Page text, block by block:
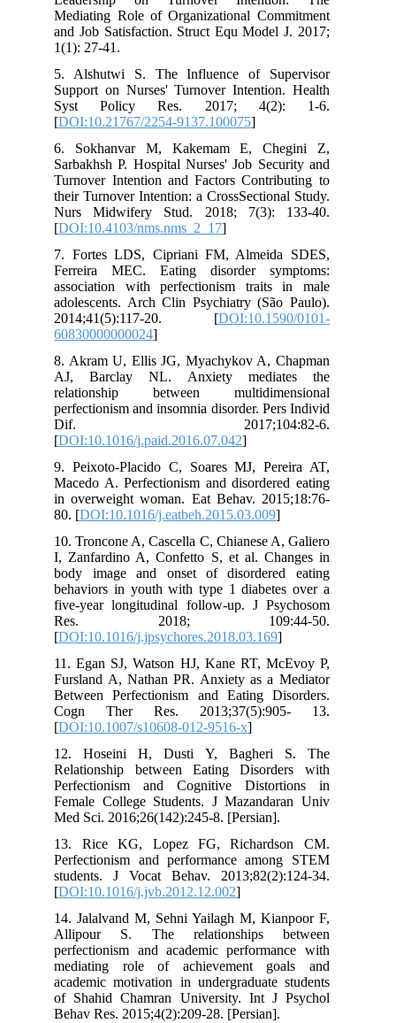
Mediating Role of Organizational Commitment
and Job Satisfaction. Struct Equ Model J. 2017;
1(1): 27-41.
5. Alshutwi S. The Influence of Supervisor
Support on Nurses' Turnover Intention. Health
Syst Policy Res. 2017; 4(2): 1-6.
[DOI:10.21767/2254-9137.100075
6. Sokhanvar M, Kakemam E, Chegini Z,
Sarbakhsh P. Hospital Nurses' Job Security and
Turnover Intention and Factors Contributing to
their Turnover Intention: a CrossSectional Study.
Nurs Midwifery Stud. 2018; 7(3): 133-40.
[DOI:10.4103/nms.nms_2_17
7. Fortes LDS, Cipriani FM, Almeida SDES,
Ferreira MEC. Eating disorder symptoms:
association with perfectionism traits in male
adolescents. Arch Clin Psychiatry (São Paulo).
2014;41(5):117-20. [DOI:10.1590/0101-
60830000000024
8. Akram U, Ellis JG, Myachykov A, Chapman
AJ, Barclay NL. Anxiety mediates the
relationship between multidimensional
perfectionism and insomnia disorder. Pers Individ
Dif. 2017;104:82-6.
[DOI:10.1016/j.paid.2016.07.042
9. Peixoto-Placido C, Soares MJ, Pereira AT,
Macedo A. Perfectionism and disordered eating
in overweight woman. Eat Behav. 2015;18:76-
80. [DOI:10.1016/j.eatbeh.2015.03.009
10. Troncone A, Cascella C, Chianese A, Galiero
I, Zanfardino A, Confetto S, et al. Changes in
body image and onset of disordered eating
behaviors in youth with type 1 diabetes over a
five-year longitudinal follow-up. J Psychosom
Res. 2018; 109:44-50.
[DOI:10.1016/j.jpsychores.2018.03.169
11. Egan SJ, Watson HJ, Kane RT, McEvoy P,
Fursland A, Nathan PR. Anxiety as a Mediator
Between Perfectionism and Eating Disorders.
Cogn Ther Res. 2013;37(5):905- 13.
[DOI:10.1007/s10608-012-9516-x
12. Hoseini H, Dusti Y, Bagheri S. The
Relationship between Eating Disorders with
Perfectionism and Cognitive Distortions in
Female College Students. J Mazandaran Univ
Med Sci. 2016;26(142):245-8. [Persian].
13. Rice KG, Lopez FG, Richardson CM.
Perfectionism and performance among STEM
students. J Vocat Behav. 2013;82(2):124-34.
[DOI:10.1016/j.jvb.2012.12.002
14. Jalalvand M, Sehni Yailagh M, Kianpoor F,
Allipour S. The relationships between
perfectionism and academic performance with
mediating role of achievement goals and
academic motivation in undergraduate students
of Shahid Chamran University. Int J Psychol
Behav Res. 2015;4(2):209-28. [Persian].